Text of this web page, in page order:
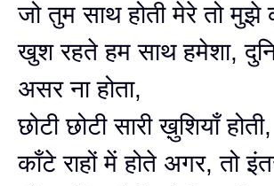
जो तुम साथ होती मेरे तो मुझे
खुश रहते हम साथ हमेशा,
असर ना होता,
छोटी छोटी सारी ख़ुशियाँ
काँटे राहों में होते अगर, तो